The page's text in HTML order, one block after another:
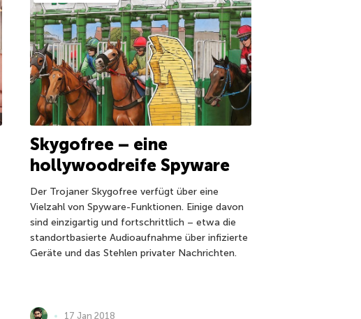
Skygofree – eine
hollywoodreife Spyware
Der Trojaner Skygofree verfügt über eine
Vielzahl von Spyware-Funktionen. Einige davon
sind einzigartig und fortschrittlich – etwa die
standortbasierte Audioaufnahme über infizierte
Geräte und das Stehlen privater Nachrichten.
17 Jan 2018